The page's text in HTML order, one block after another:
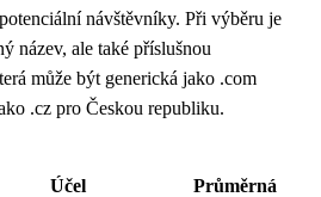
návštěvníky. Při výběru je
název, ale také příslušnou
může být generická jako .com
.cz pro Českou republiku.
Účel
Průměrná